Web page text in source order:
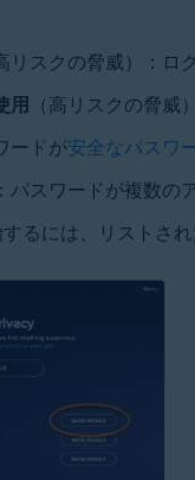
リスクの脅威）：
用 （高リスクの脅
ードが安全なパスワ
：パスワードが複数の
るには、リストさ